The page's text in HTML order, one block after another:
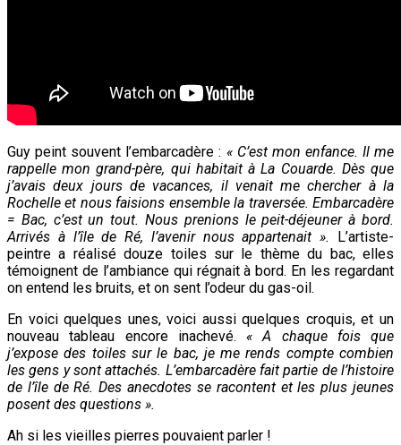
Guy peint souvent l’embarcadère : « C’est mon enfance. Il me
rappellemon grand-père, qui habitait à La Couarde. Dès que
j’avais deux jours de vacances, il venait me chercher à la
Rochelle et nous faisions ensemble la traversée. Embarcadère
= Bac, c’est un tout. Nous prenions le peit-déjeuner à bord.
Arrivés à l’île de Ré, l’avenir nous appartenait ». L’artiste-
peintre a réalisé douze toiles sur le thème du bac, elles
témoignent de l’ambiance qui régnait à bord. En les regardant
on entend les bruits, et on sent l’odeur du gas-oil.
En voici quelques unes, voici aussi quelques croquis, et un
nouveau tableau encore inachevé. « A chaque fois que
j’expose des toiles sur le bac, je me rends compte combien
les gens y sont attachés. L’embarcadère fait partie de l’histoire
de l’île de Ré. Des anecdotes se racontent et les plus jeunes
posent des questions ».
Ah si les vieilles pierres pouvaient parler !